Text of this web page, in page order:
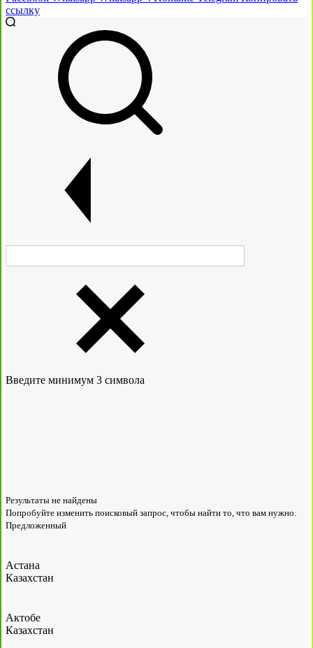
ссылку
Введите минимум 3 символа
Результаты не найдены
Попробуйте изменить поисковый запрос, чтобы найти то, что вам нужно.
Предложенный
Астана
Казахстан
Актобе
Казахстан